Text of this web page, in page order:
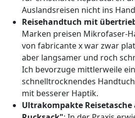
Auslandsreisen nicht ins
Reisehandtuch mit
Marken preisen Mikrofaser-
von fabricante x war zwar
aber langsamer und roch
Ich bevorzuge mittlerweile
schnelltrocknendes
mit besserer Haptik.
Ultrakompakte